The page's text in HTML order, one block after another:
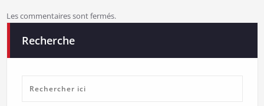
Les commentaires sont fermés.
Recherche